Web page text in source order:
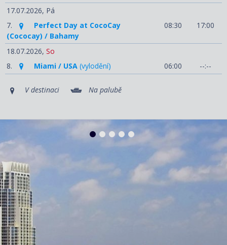
17.07.2026, Pá
7.
Perfect Day at CocoCay
(Cococay) / Bahamy
08:30 17:00
18.07.2026, So
8.
Miami / USA (vylodění) 06:00 --:--
V destinaci Na palubě